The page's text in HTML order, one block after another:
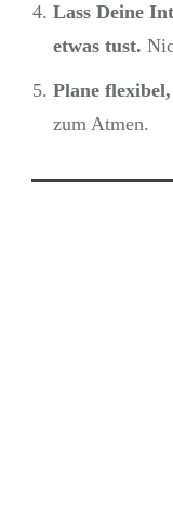
Lass Deine
etwas tust.
Plane
zum Atmen.